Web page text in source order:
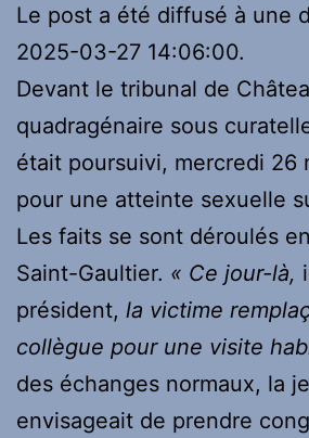
Le post a été diffusé à une
2025-03-27 14:06:00.
Devant le tribunal de
quadragénaire sous
était poursuivi, mercredi 26
pour une atteinte sexuelle
Les faits se sont déroulés
Saint-Gaultier. « Ce jour-là,
président, la victime
collègue pour une visite
des échanges normaux, la
envisageait de prendre